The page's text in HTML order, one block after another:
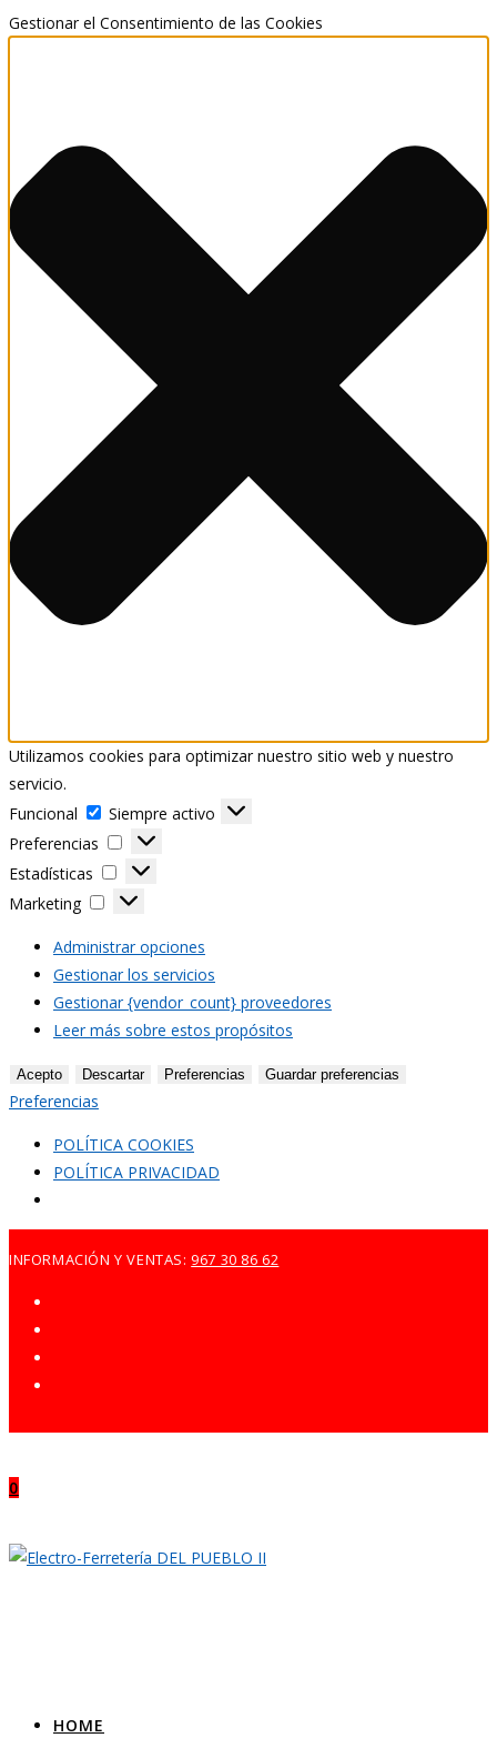
Gestionar el Consentimiento de las Cookies
Utilizamos cookies para optimizar nuestro sitio web y nuestro
servicio.
Funcional
Funcional
Siempre activo
Preferencias
Preferencias
Estadísticas
Estadísticas
Marketing
Marketing
Administrar opciones
Gestionar los servicios
Gestionar {vendor_count} proveedores
Leer más sobre estos propósitos
Acepto Descartar Preferencias Guardar preferencias
Preferencias
POLÍTICA COOKIES
POLÍTICA PRIVACIDAD
al
contenido
INFORMACIÓN Y VENTAS:967 30 86 62
0
HOME